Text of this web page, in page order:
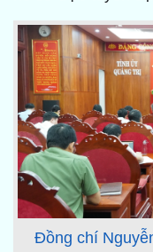
Đồng chí